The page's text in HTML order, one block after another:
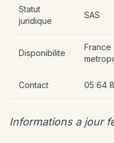
Statut
juridique
SAS
Disponibilite
France
Contact 05 64
Informations a jour